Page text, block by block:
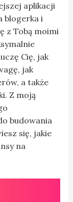
aplikacji
blogerka i
z Tobą moimi
Cię, jak
jak
a także
Z moją
budowania
się, jakie
na